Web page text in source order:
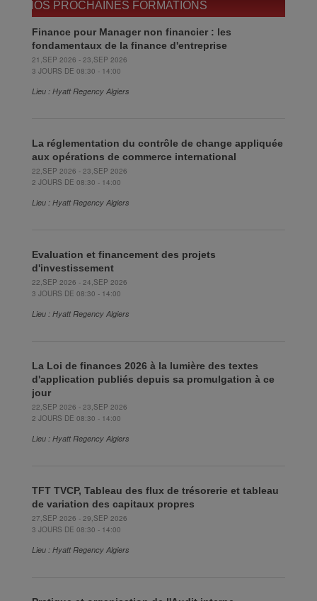
NOS PROCHAINES FORMATIONS
Finance pour Manager non financier : les
fondamentaux de la finance d'entreprise
21,SEP 2026 - 23,SEP 2026
3 JOURS DE 08:30 - 14:00
Lieu : Hyatt Regency Algiers
La réglementation du contrôle de change appliquée
aux opérations de commerce international
22,SEP 2026 - 23,SEP 2026
2 JOURS DE 08:30 - 14:00
Lieu : Hyatt Regency Algiers
Evaluation et financement des projets
d'investissement
22,SEP 2026 - 24,SEP 2026
3 JOURS DE 08:30 - 14:00
Lieu : Hyatt Regency Algiers
La Loi de finances 2026 à la lumière des textes
d'application publiés depuis sa promulgation à ce
jour
22,SEP 2026 - 23,SEP 2026
2 JOURS DE 08:30 - 14:00
Lieu : Hyatt Regency Algiers
TFT TVCP, Tableau des flux de trésorerie et tableau
de variation des capitaux propres
27,SEP 2026 - 29,SEP 2026
3 JOURS DE 08:30 - 14:00
Lieu : Hyatt Regency Algiers